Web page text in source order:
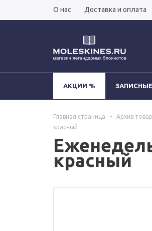
О нас Доставка и оплата
АКЦИИ %
Главная страница - Архив
красный
красный